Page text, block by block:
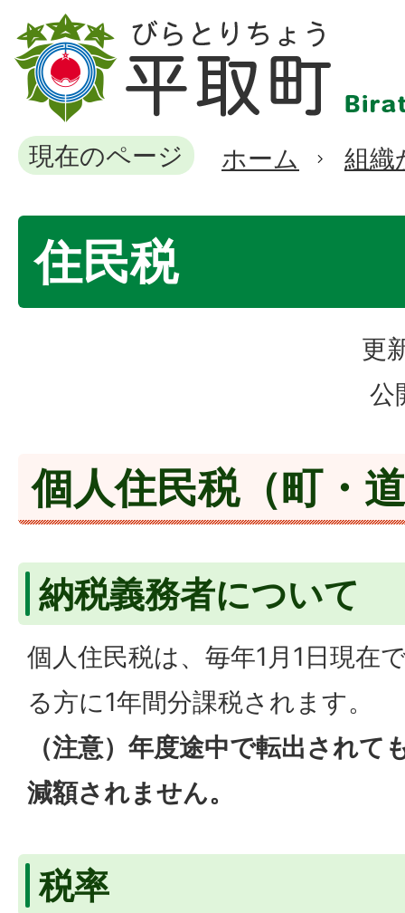
現在のページ ホーム 組織
住民税
更
公
個人住民税（町・
納税義務者について
個人住民税は、毎年1月1日現在
る方に1年間分課税されます。
（注意）年度途中で転出されて
減額されません。
税率